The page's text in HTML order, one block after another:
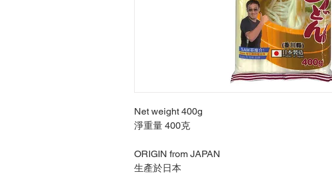
Net weight 400g
淨重量 400克
ORIGIN from JAPAN
生產於日本